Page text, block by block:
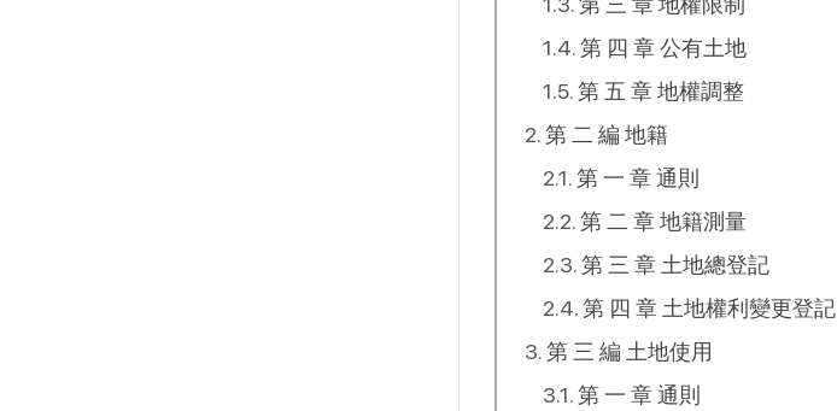
第 四 章 公有土地
第 五 章 地權調整
第 二 編 地籍
第 一 章 通則
第 二 章 地籍測量
第 三 章 土地總登記
第 四 章 土地權利變更登記
第 三 編 土地使用
第 一 章 通則